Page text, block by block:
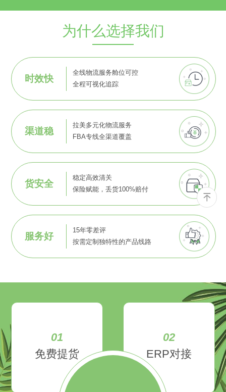
为什么选择我们
时效快
全线物流服务舱位可控
全程可视化追踪
渠道稳
拉美多元化物流服务
FBA专线全渠道覆盖
货安全
稳定高效清关
保险赋能，丢货100%赔付
服务好
15年零差评
按需定制独特性的产品线路
01
免费提货
02
ERP对接